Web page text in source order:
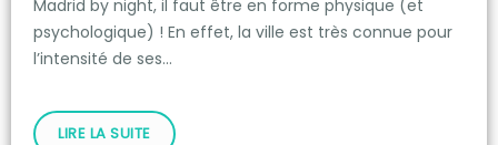
Madrid by night, il faut être en forme physique (et
psychologique) ! En effet, la ville est très connue pour
l’intensité de ses…
LIRE LA SUITE